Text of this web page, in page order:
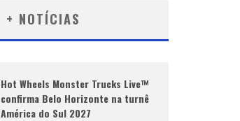
+ NOTÍCIAS
Hot Wheels Monster Trucks Live™
confirma Belo Horizonte na turnê
América do Sul 2027